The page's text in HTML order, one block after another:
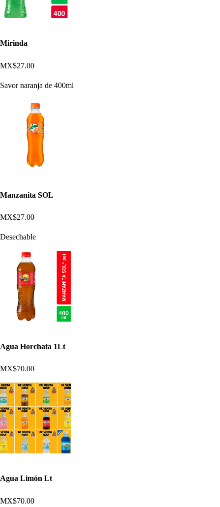
Mirinda
MX$27.00
Savor naranja de 400ml
Manzanita SOL
MX$27.00
Desechable
Agua Horchata 1Lt
MX$70.00
Agua Limón Lt
MX$70.00